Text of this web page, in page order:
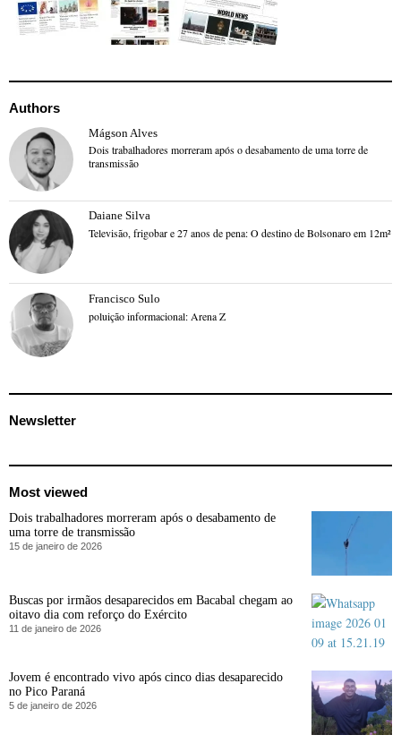
Authors
Mágson Alves
Dois trabalhadores morreram após o desabamento de uma torre de
transmissão
Daiane Silva
Televisão, frigobar e 27 anos de pena: O destino de Bolsonaro em 12m²
Francisco Sulo
poluição informacional: Arena Z
Newsletter
Most viewed
Dois trabalhadores morreram após o desabamento de
uma torre de transmissão
15 de janeiro de 2026
Buscas por irmãos desaparecidos em Bacabal chegam ao
oitavo dia com reforço do Exército
11 de janeiro de 2026
Jovem é encontrado vivo após cinco dias desaparecido
no Pico Paraná
5 de janeiro de 2026